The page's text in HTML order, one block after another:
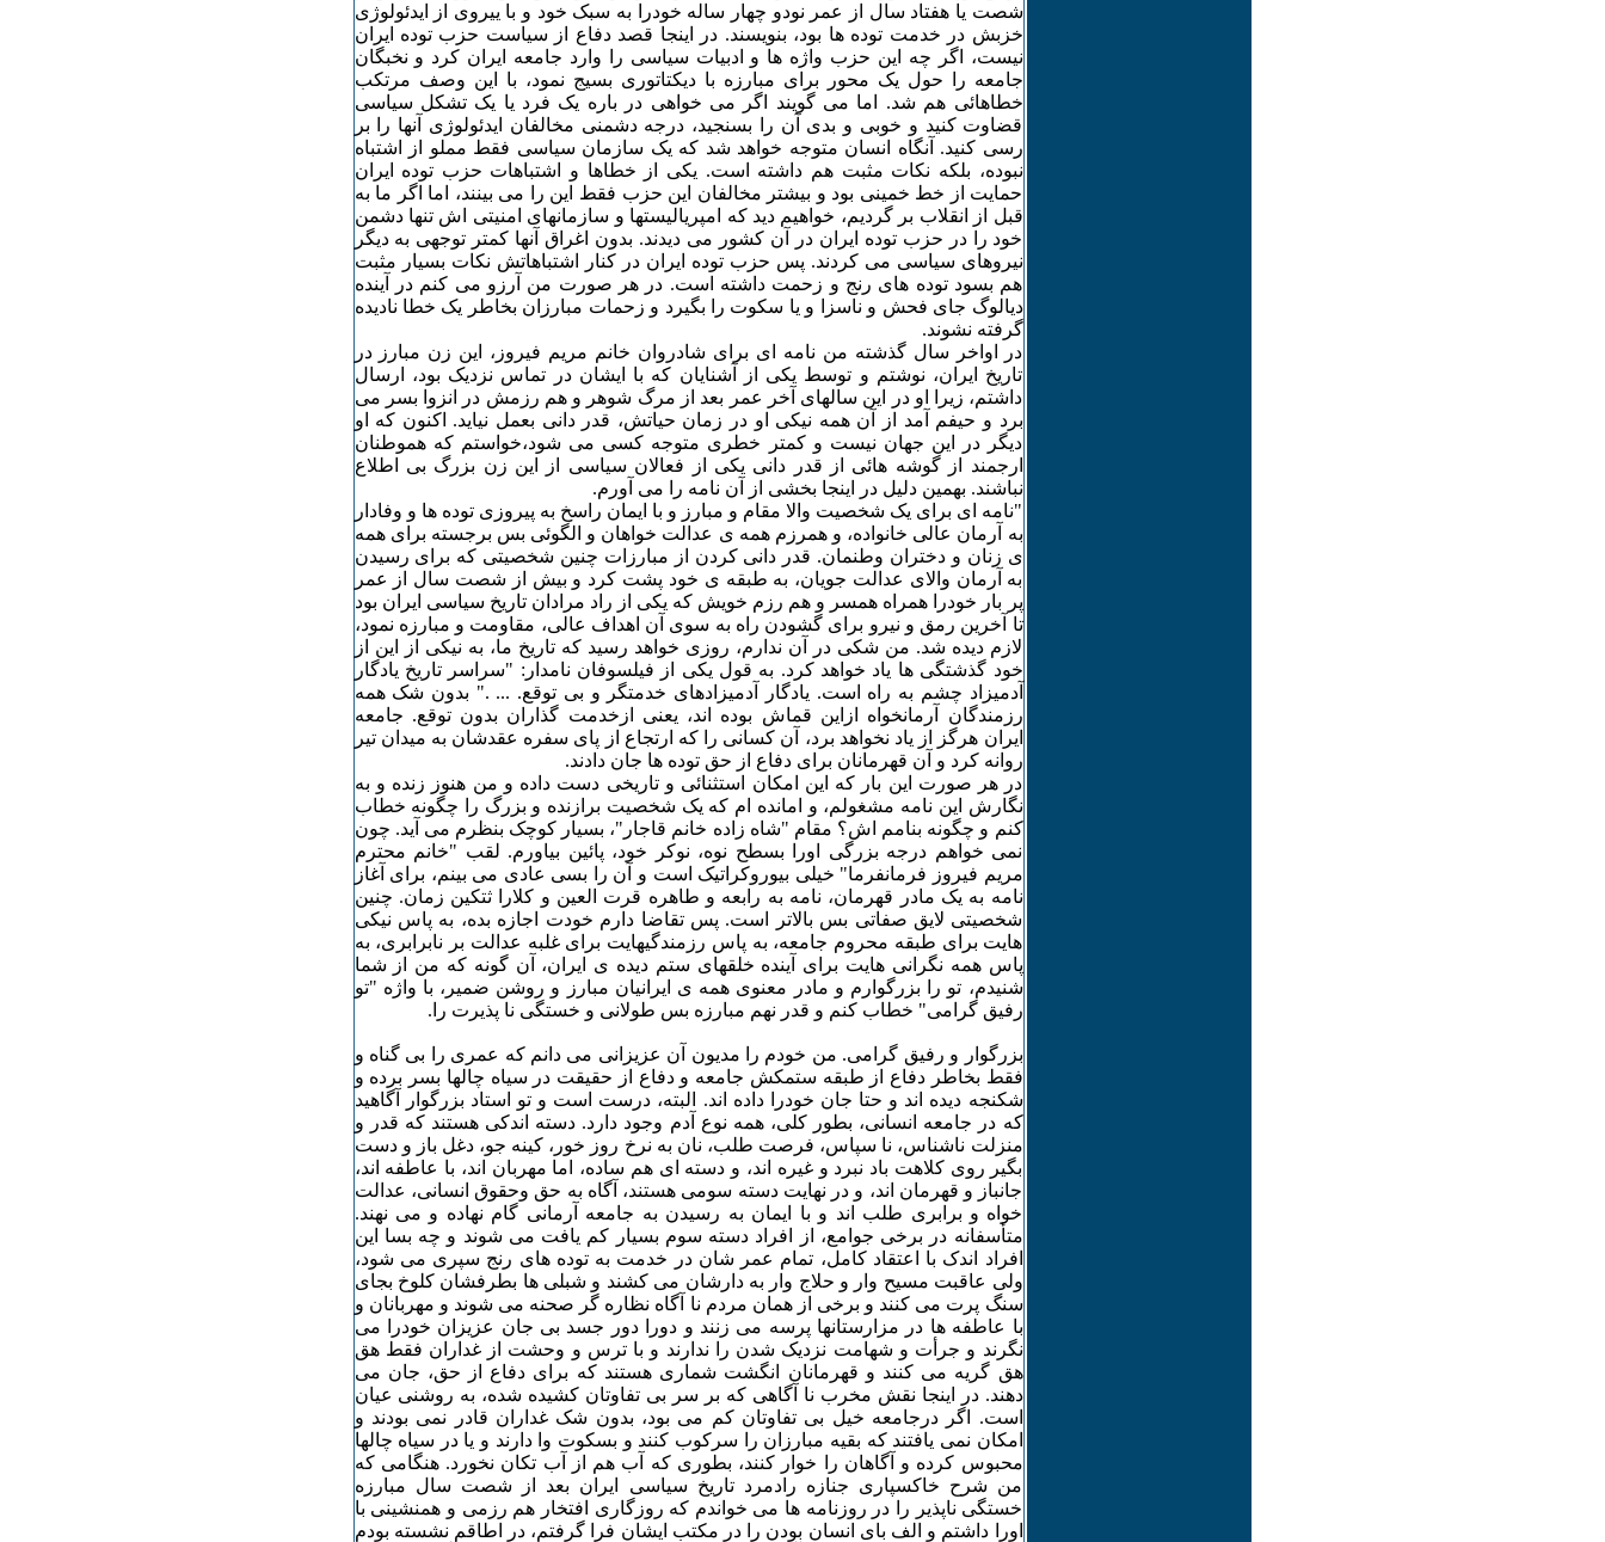
شصت یا هفتاد سال از عمر نودو چهار ساله خودرا به سبک خود و با ییروی از ایدئولوژی
خزبش در خدمت توده ها بود، بنویسند. در اینجا قصد دفاع از سیاست حزب توده ایران
نیست، اگر چه این حزب واژه ها و ادبیات سیاسی را وارد جامعه ایران کرد و نخبگان
جامعه را حول یک محور برای مبارزه با دیکتاتوری بسیج نمود، با این وصف مرتکب
خطاهائی هم شد. اما می گویند اگر می خواهی در باره یک فرد یا یک تشکل سیاسی
قضاوت کنید و خوبی و بدی آن را بسنجید، درجه دشمنی مخالفان ایدئولوژی آنها را بر
رسی کنید. آنگاه انسان متوجه خواهد شد که یک سازمان سیاسی فقط مملو از اشتباه
نبوده، بلکه نکات مثبت هم داشته است. یکی از خطاها و اشتباهات حزب توده ایران
حمایت از خط خمینی بود و بیشتر مخالفان این حزب فقط این را می بینند، اما اگر ما به
قبل از انقلاب بر گردیم، خواهیم دید که امپریالیستها و سازمانهای امنیتی اش تنها دشمن
خود را در حزب توده ایران در آن کشور می دیدند. بدون اغراق آنها کمتر توجهی به دیگر
نیروهای سیاسی می کردند. پس حزب توده ایران در کنار اشتباهاتش نکات بسیار مثبت
هم بسود توده های رنج و زحمت داشته است. در هر صورت من آرزو می کنم در آینده
دیالوگ جای فحش و ناسزا و یا سکوت را بگیرد و زحمات مبارزان بخاطر یک خطا نادیده
گرفته نشوند.
در اواخر سال گذشته من نامه ای برای شادروان خانم مریم فیروز، این زن مبارز در
تاریخ ایران، نوشتم و توسط یکی از آشنایان که با ایشان در تماس نزدیک بود، ارسال
داشتم، زیرا او در این سالهای آخر عمر بعد از مرگ شوهر و هم رزمش در انزوا بسر می
برد و حیفم آمد از آن همه نیکی او در زمان حیاتش، قدر دانی بعمل نیاید. اکنون که او
دیگر در این جهان نیست و کمتر خطری متوجه کسی می شود،خواستم که هموطنان
ارجمند از گوشه هائی از قدر دانی یکی از فعالان سیاسی از این زن بزرگ بی اطلاع
نباشند. بهمین دلیل در اینجا بخشی از آن نامه را می آورم.
"نامه ای برای یک شخصیت والا مقام و مبارز و با ایمان راسخ به پیروزی توده ها و وفادار
به آرمان عالی خانواده، و همرزم همه ی عدالت خواهان و الگوئی بس برجسته برای همه
ی زنان و دختران وطنمان. قدر دانی کردن از مبارزات چنین شخصیتی که برای رسیدن
به آرمان والای عدالت جویان، به طبقه ی خود پشت کرد و بیش از شصت سال از عمر
پر بار خودرا همراه همسر و هم رزم خویش که یکی از راد مرادان تاریخ سیاسی ایران بود
تا آخرین رمق و نیرو برای گشودن راه به سوی آن اهداف عالی، مقاومت و مبارزه نمود،
لازم دیده شد. من شکی در آن ندارم، روزی خواهد رسید که تاریخ ما، به نیکی از این از
خود گذشتگی ها یاد خواهد کرد. به قول یکی از فیلسوفان نامدار: "سراسر تاریخ یادگار
آدمیزاد چشم به راه است. یادگار آدمیزادهای خدمتگر و بی توقع. ... ." بدون شک همه
رزمندگان آرمانخواه ازاین قماش بوده اند، یعنی ازخدمت گذاران بدون توقع. جامعه
ایران هرگز از یاد نخواهد برد، آن کسانی را که ارتجاع از پای سفره عقدشان به میدان تیر
روانه کرد و آن قهرمانان برای دفاع از حق توده ها جان دادند.
در هر صورت این بار که این امکان استثنائی و تاریخی دست داده و من هنوز زنده و به
نگارش این نامه مشغولم، و امانده ام که یک شخصیت برازنده و بزرگ را چگونه خطاب
کنم و چگونه بنامم اش؟ مقام "شاه زاده خانم قاجار"، بسیار کوچک بنظرم می آید. چون
نمی خواهم درجه بزرگی اورا بسطح نوه، نوکر خود، پائین بیاورم. لقب "خانم محترم
مریم فیروز فرمانفرما" خیلی بیوروکراتیک است و آن را بسی عادی می بینم، برای آغاز
نامه به یک مادر قهرمان، نامه به رابعه و طاهره قرت العین و کلارا ثتکین زمان. چنین
شخصیتی لایق صفاتی بس بالاتر است. پس تقاضا دارم خودت اجازه بده، به پاس نیکی
هایت برای طبقه محروم جامعه، به پاس رزمندگیهایت برای غلبه عدالت بر نابرابری، به
پاس همه نگرانی هایت برای آینده خلقهای ستم دیده ی ایران، آن گونه که من از شما
شنیدم، تو را بزرگوارم و مادر معنوی همه ی ایرانیان مبارز و روشن ضمیر، با واژه "تو
رفیق گرامی" خطاب کنم و قدر نهم مبارزه بس طولانی و خستگی نا پذیرت را.
بزرگوار و رفیق گرامی. من خودم را مدیون آن عزیزانی می دانم که عمری را بی گناه و
فقط بخاطر دفاع از طبقه ستمکش جامعه و دفاع از حقیقت در سیاه چالها بسر برده و
شکنجه دیده اند و حتا جان خودرا داده اند. البته، درست است و تو استاد بزرگوار آگاهید
که در جامعه انسانی، بطور کلی، همه نوع آدم وجود دارد. دسته اندکی هستند که قدر و
منزلت ناشناس، نا سپاس، فرصت طلب، نان به نرخ روز خور، کینه جو، دغل باز و دست
بگیر روی کلاهت باد نبرد و غیره اند، و دسته ای هم ساده، اما مهربان اند، با عاطفه اند،
جانباز و قهرمان اند، و در نهایت دسته سومی هستند، آگاه به حق وحقوق انسانی، عدالت
خواه و برابری طلب اند و با ایمان به رسیدن به جامعه آرمانی گام نهاده و می نهند.
متأسفانه در برخی جوامع، از افراد دسته سوم بسیار کم یافت می شوند و چه بسا این
افراد اندک با اعتقاد کامل، تمام عمر شان در خدمت به توده های رنج سپری می شود،
ولی عاقبت مسیح وار و حلاج وار به دارشان می کشند و شبلی ها بطرفشان کلوخ بجای
سنگ پرت می کنند و برخی از همان مردم نا آگاه نظاره گر صحنه می شوند و مهربانان و
با عاطفه ها در مزارستانها پرسه می زنند و دورا دور جسد بی جان عزیزان خودرا می
نگرند و جرأت و شهامت نزدیک شدن را ندارند و با ترس و وحشت از غداران فقط هق
هق گریه می کنند و قهرمانان انگشت شماری هستند که برای دفاع از حق، جان می
دهند. در اینجا نقش مخرب نا آگاهی که بر سر بی تفاوتان کشیده شده، به روشنی عیان
است. اگر درجامعه خیل بی تفاوتان کم می بود، بدون شک غداران قادر نمی بودند و
امکان نمی یافتند که بقیه مبارزان را سرکوب کنند و بسکوت وا دارند و یا در سیاه چالها
محبوس کرده و آگاهان را خوار کنند، بطوری که آب هم از آب تکان نخورد. هنگامی که
من شرح خاکسپاری جنازه رادمرد تاریخ سیاسی ایران بعد از شصت سال مبارزه
خستگی ناپذیر را در روزنامه ها می خواندم که روزگاری افتخار هم رزمی و همنشینی با
اورا داشتم و الف بای انسان بودن را در مکتب ایشان فرا گرفتم، در اطاقم نشسته بودم